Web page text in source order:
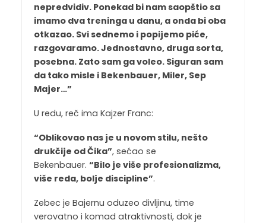
nepredvidiv. Ponekad bi nam saopštio sa
imamo dva treninga u danu, a onda bi oba
otkazao. Svi sednemo i popijemo piće,
razgovaramo. Jednostavno, druga sorta,
posebna. Zato sam ga voleo. Siguran sam
da tako misle i Bekenbauer, Miler, Sep
Majer…”
U redu, reč ima Kajzer Franc:
“Oblikovao nas je u novom stilu, nešto
drukčije od Čika”, sećao se
Bekenbauer. “Bilo je više profesionalizma,
više reda, bolje discipline”.
Zebec je Bajernu oduzeo divljinu, time
verovatno i komad atraktivnosti, dok je